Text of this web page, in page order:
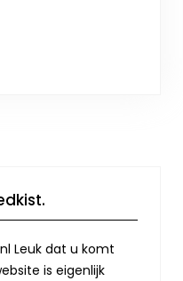
Leuk dat u komt
is eigenlijk